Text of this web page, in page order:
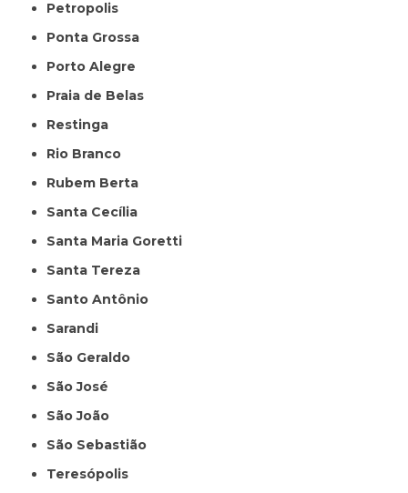
Petropolis
Ponta Grossa
Porto Alegre
Praia de Belas
Restinga
Rio Branco
Rubem Berta
Santa Cecília
Santa Maria Goretti
Santa Tereza
Santo Antônio
Sarandi
São Geraldo
São José
São João
São Sebastião
Teresópolis